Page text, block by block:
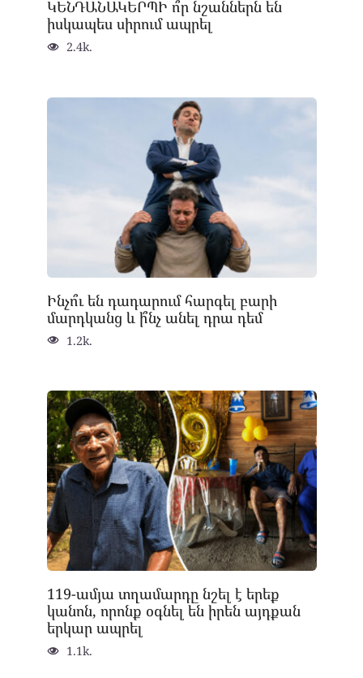
ԿԵՆԴԱՆԱԿԵՐՊԻ ո՞ր նշաններն են
իսկապես սիրում ապրել
2.4k.
Ինչո՞ւ են դադարում հարգել բարի
մարդկանց և ի՞նչ անել դրա դեմ
1.2k.
119-ամյա տղամարդը նշել է երեք
կանոն, որոնք օգնել են իրեն այդքան
երկար ապրել
1.1k.